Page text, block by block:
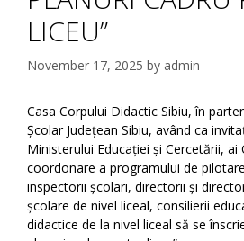
LICEU”
November 17, 2025 by admin
Casa Corpului Didactic Sibiu, în
Școlar Județean Sibiu, având ca
Ministerului Educației și Cercetării,
coordonare a programului de
inspectorii școlari, directorii și
școlare de nivel liceal, consilierii
didactice de la nivel liceal să se